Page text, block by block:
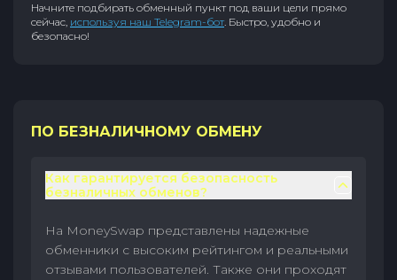
Начните подбирать обменный пункт под ваши цели прямо
сейчас, используя наш Telegram-бот. Быстро, удобно и
безопасно!
ПО БЕЗНАЛИЧНОМУ ОБМЕНУ
Как гарантируется безопасность
безналичных обменов?
На MoneySwap представлены надежные
обменники с высоким рейтингом и реальными
отзывами пользователей. Также они проходят